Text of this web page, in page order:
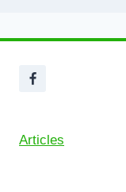
Articles